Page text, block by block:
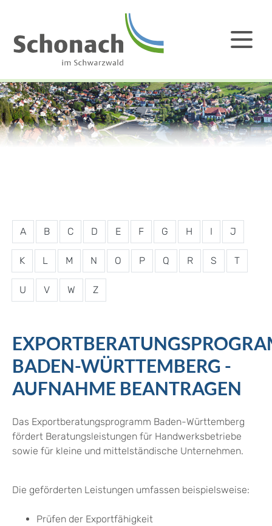
A B C D E F G H I J
K L M N O P Q R S T
U V W Z
BADEN-WÜRTTEMBERG -
AUFNAHME BEANTRAGEN
Das Exportberatungsprogramm Baden-Württemberg
fördert Beratungsleistungen für Handwerksbetriebe
sowie für kleine und mittelständische Unternehmen.
Die geförderten Leistungen umfassen beispielsweise:
Prüfen der Exportfähigkeit